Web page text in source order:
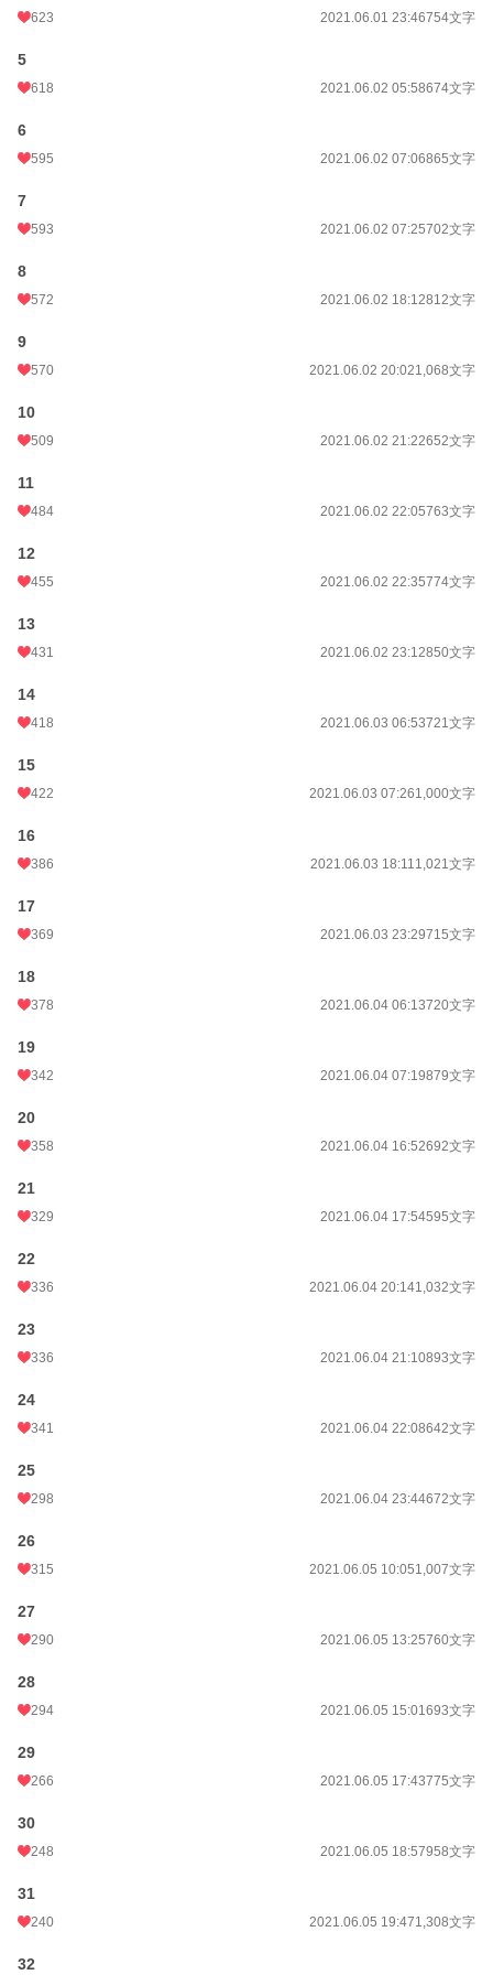
623 2021.06.01 23:46754文字
5
618 2021.06.02 05:58674文字
6
595 2021.06.02 07:06865文字
7
593 2021.06.02 07:25702文字
8
572 2021.06.02 18:12812文字
9
570 2021.06.02 20:021,068文字
10
509 2021.06.02 21:22652文字
11
484 2021.06.02 22:05763文字
12
455 2021.06.02 22:35774文字
13
431 2021.06.02 23:12850文字
14
418 2021.06.03 06:53721文字
15
422 2021.06.03 07:261,000文字
16
386 2021.06.03 18:111,021文字
17
369 2021.06.03 23:29715文字
18
378 2021.06.04 06:13720文字
19
342 2021.06.04 07:19879文字
20
358 2021.06.04 16:52692文字
21
329 2021.06.04 17:54595文字
22
336 2021.06.04 20:141,032文字
23
336 2021.06.04 21:10893文字
24
341 2021.06.04 22:08642文字
25
298 2021.06.04 23:44672文字
26
315 2021.06.05 10:051,007文字
27
290 2021.06.05 13:25760文字
28
294 2021.06.05 15:01693文字
29
266 2021.06.05 17:43775文字
30
248 2021.06.05 18:57958文字
31
240 2021.06.05 19:471,308文字
32